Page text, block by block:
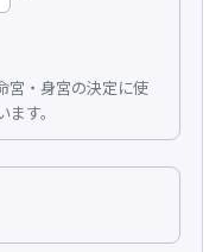
宮・身宮の決定に使
す。